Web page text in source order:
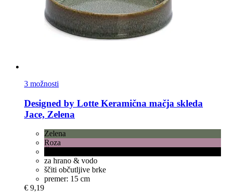
3 možnosti
Designed by Lotte Keramična mačja skleda
Jace, Zelena
Zelena
Roza
za hrano & vodo
ščiti občutljive brke
premer: 15 cm
€ 9,19